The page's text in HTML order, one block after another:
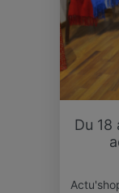
Du 18